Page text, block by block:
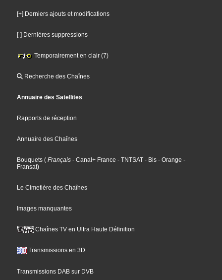
[+] Derniers ajouts et modifications
[-] Dernières suppressions
Temporairement en clair (7)
Recherche des Chaînes
Annuaire des Satellites
Rapports de réception
Annuaire des Chaînes
Bouquets ( Français - Canal+ France - TNTSAT - Bis - Orange -
Fransat)
Le Cimetière des Chaînes
Images manquantes
Chaînes TV en Ultra Haute Définition
Transmissions en 3D
Transmissions DAB sur DVB